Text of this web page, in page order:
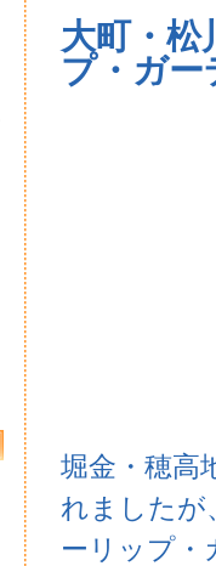
大町・松
プ・ガー
堀金・穂高
れましたが
ーリップ・